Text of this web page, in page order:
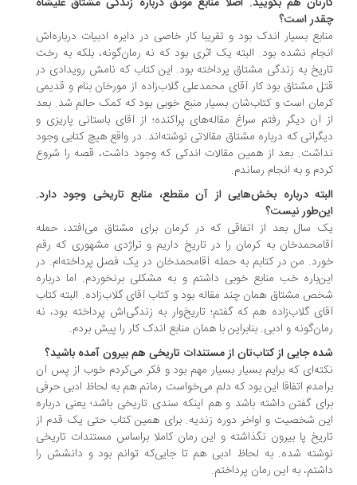
است؟
بسیار اندک بود و تقریبا کار خاصی در دایره ادبیات درباره‌اش
نشده بود. البته یک اثری بود که نه رمان‌گونه، بلکه به رخت
به زندگی مشتاق پرداخته بود. این کتاب که نامش رویدادی در
مشتاق بود کار آقای محمدعلی گلاب‌زاده از مورخان بنام و قدیمی
است و کتاب‌شان بسیار منبع خوبی بود که کمک حالم شد. بعد
آن دیگر رفتم سراغ مقاله‌های پراکنده؛ از آقای باستانی پاریزی و
که درباره مشتاق مقالاتی نوشته‌اند. در واقع هیچ کتابی وجود
بعد از همین مقالات اندکی که وجود داشت، قصه را شروع
و به انجام رساندم.
درباره بخش‌هایی از آن مقطع، منابع تاریخی وجود دارد.
نیست؟
سال بعد از اتفاقی که در کرمان برای مشتاق می‌افتد، حمله
به کرمان را در تاریخ داریم و تراژدی مشهوری که رقم
من در کتابم به حمله آقامحمدخان در یک فصل پرداخته‌ام. در
خب منابع خوبی داشتم و به مشکلی برنخوردم. اما درباره
مشتاق همان چند مقاله بود و کتاب آقای گلاب‌زاده. البته کتاب
گلاب‌زاده هم که گفتم؛ تاریخ‌وار به زندگی‌اش پرداخته بود، نه
و ادبی. بنابراین با همان منابع اندک کار را پیش بردم.
جایی از کتاب‌تان از مستندات تاریخی هم بیرون آمده باشید؟
که برایم بسیار بسیار مهم بود و فکر می‌کردم خوب از پس آن
اتفاقا این بود که دلم می‌خواست رمانم هم به لحاظ ادبی حرفی
گفتن داشته باشد و هم اینکه سندی تاریخی باشد؛ یعنی درباره
شخصیت و اواخر دوره زندیه. برای همین کتاب حتی یک قدم از
پا بیرون نگذاشته و این رمان کاملا بر‌اساس مستندات تاریخی
شده. به لحاظ ادبی هم تا جایی‌که توانم بود و دانشش را
به این رمان پرداختم.